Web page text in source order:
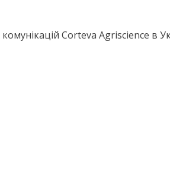
Corteva Agriscience в